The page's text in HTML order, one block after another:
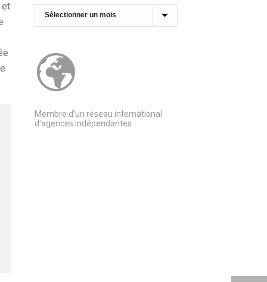
et
Archives
Membre d’un réseau international
d’agences indépendantes